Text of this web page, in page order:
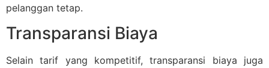
pelanggan tetap.
Transparansi Biaya
Selain tarif yang kompetitif, transparansi biaya juga